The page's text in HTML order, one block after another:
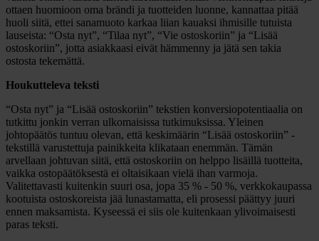
ottaen huomioon oma brändi ja tuotteiden luonne, kannattaa pitää
huoli siitä, ettei sanamuoto karkaa liian kauaksi ihmisille tutuista
lauseista: “Osta nyt”, “Tilaa nyt”, “Vie ostoskoriin” ja “Lisää
ostoskoriin”, jotta asiakkaasi eivät hämmenny ja jätä sen takia
ostosta tekemättä.
Houkutteleva teksti
“Osta nyt” ja “Lisää ostoskoriin” tekstien konversiopotentiaalia on
tutkittu jonkin verran ulkomaisissa tutkimuksissa. Yleinen
johtopäätös tuntuu olevan, että keskimäärin “Lisää ostoskoriin” -
tekstillä varustettuja painikkeita klikataan enemmän. Tämän
arvellaan johtuvan siitä, että ostoskoriin on helppo lisäillä tuotteita,
vaikka ostopäätöksestä ei oltaisikaan vielä ihan varmoja.
Valitettavasti kuitenkin suuri osa, jopa 35 % - 50 %, verkkokaupassa
kootuista ostoskoreista jää lunastamatta, eli prosessi päättyy juuri
ennen maksamista. Kyseessä ei siis ole kuitenkaan ylivoimaisesti
paras teksti.